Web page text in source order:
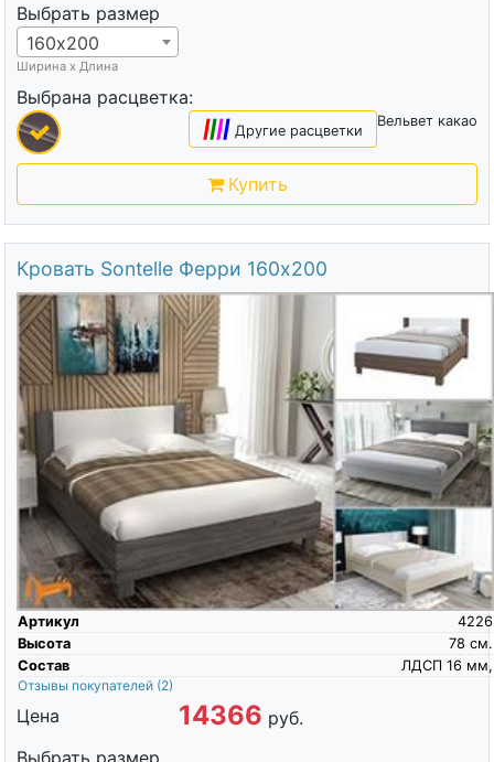
Выбрать размер
160х200
Ширина х Длина
Выбрана расцветка:
Вельвет какао
|||| Другие расцветки
Купить
Кровать Sontelle Ферри 160х200
Артикул
4226
Высота
см.
78
Состав
ЛДСП 16 мм,
Отзывы покупателей (2)
Цена 14366 руб.